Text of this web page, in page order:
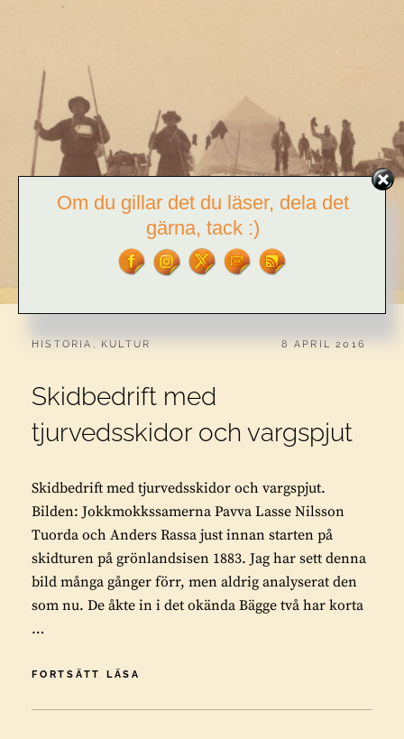
CATEGORIES:
HISTORIA , KULTUR PUBLICERAT
8 APRIL 2016
Skidbedrift med
tjurvedsskidor och vargspjut
Skidbedrift med tjurvedsskidor och vargspjut.
Bilden: Jokkmokkssamerna Pavva Lasse Nilsson
Tuorda och Anders Rassa just innan starten på
skidturen på grönlandsisen 1883. Jag har sett denna
bild många gånger förr, men aldrig analyserat den
som nu. De åkte in i det okända Bägge två har korta
…
FORTSÄTT LÄSA
TJURVEDSSKIDOR
Om du gillar det du läser, dela det
gärna, tack :)